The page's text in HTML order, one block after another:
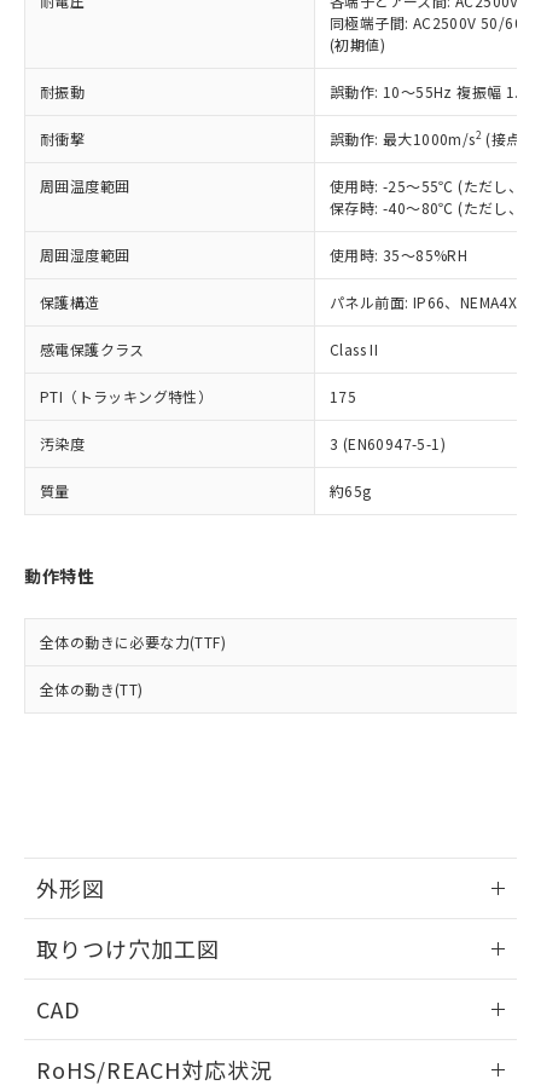
同極端子間: AC2500V 50/
(初期値)
耐振動 誤動作: 10～55Hz 複振幅
耐衝撃 誤動作: 最大1000m/s2 (接点
周囲温度範囲
使用時: -25～55℃ (ただし、氷
保存時: -40～80℃ (ただし、氷
周囲湿度範囲 使用時: 35～85%RH
保護構造 パネル前面: IP66、NEMA4X,
感電保護クラス Class II
PTI（トラッキング特性） 175
汚染度 3 (EN60947-5-1)
質量 約65g
動作特性
全体の動きに必要な力(TTF)
全体の動き(TT)
外形図
取りつけ穴加工図
CAD
ドすることができます。
RoHS/REACH対応状況
在庫状況および標準価格照会結果は、
記載している更新日時点での社内デー
タに基づき作成されるものであり、閲
覧された時点での実際の在庫および標
準価格とは異なる場合があることをご
正式な納期状況および標準価格はお客
様のお取引先、またはお客様担当のオ
ムロン制御機器販売店・当社販売員に
オムロン制御機器販売店や当社販売拠
販売ネットワーク
」をご確認
在庫状況および標準価格結果を当社の
事前の承諾なく第三者に漏洩または開
示しないようお願いします。
マイパーツ機能（部品リスト作成サー
ビス）をご利用いただくには、I-Web
メンバーズにご登録されている必要が
引・商談に必要な範囲で利用すること
をご了承ください。
※当社の共同利用者とは、
の共同利用に関して"
の「1.共同利
むを得ず変更することがあります。
六価クロム(Cr(Ⅵ)) 1000ppm以下、ポリ臭化ビフェニル
類(PBB) 1000ppm以下、ポリ臭化ジフェニルエーテル類
(PBDE) 1000ppm以下、フタル酸ビス(2-エチルヘキシ
ル) (DEHP)(別名：DOP) 1000ppm以下、フタル酸ブチ
ルベンジル（BBP） 1000ppm以下、フタル酸ジブチル
（DBP） 1000ppm以下、フタル酸ジイソブチル
適用除外項目は除く。
フタル酸エステル類の４物質については閾値を超える意
図的な使用がないことを確認しています。
部品在庫の切り替え状況などにより、予定
月が前後することがあります。
とができます。
51物質の非含有証明書（当社基準）
欄に対応日を記載しておりました。
既に当社にて対応品への在庫切替を完了
していることから、特段のことがない限
り、2022年1月12日より割愛しておりま
す。
「－」：未確認です。当社販売部門へお問
*中国RoHS10物質の基準値 (GB/T26572)：
Pb(鉛) :1000ppm、 Hg(水銀) : 1000ppm、 Cd(カドミウ
Cr(Ⅵ)(六価クロム) : 1000ppm、 PBBs(ポリ臭化ビフェ
DBP(フタル酸ジブチル) : 1000ppm、 DIBP(フタル酸ジ
イソブチル) : 1000ppm、 BBP(フタル酸ブチルベンジ
DEHP(フタル酸ビス(2-エチルヘキシル)) : 1000ppm
※2 環境保護使用期限
「ｅ」：有害物質（10物質）のすべてが基
準値以下であることを示します。
「10」：通常の使用状況下において有害物
質が外部に漏えいし、環境に深刻な影響を
及ぼさない年数を意味します。
「－」：未確認です。当社販売部門へお問
い合わせください。
為替および外国貿易法に定める商品
（以下｢規制貨物等」という）を輸出
または国外への提供する場合は、日本
国政府の輸出許可(または役務取引許
可)を取得するなどの必要な手続きを
当社は規制貨物を破棄する場合は、完
全に破砕するなど、違法に輸出されな
いよう必要な手段を講じます。
当社は貴社製品を、核兵器、ミサイ
ル、化学兵器、生物兵器またはその他
武器並びにこれらの製造装置等に一切
当社は、貴社製品を第三者に販売する
場合は、上記1、2および3の内容を当
該第三者に通知します。また当社は、
販売先および販売に係わる関係者が違
法に輸出するおそれがある場合は、取
り引きをいたしません。
一定数以上の在庫あり
一定数には満たないが在庫あり
在庫なし(最新の在庫状況につ
いては、お客様のお取引先、ま
たはお客様担当のオムロン制御
機器販売店・当社販売員にご確
受注生産機種、また在庫状況の
情報を公開していない機種